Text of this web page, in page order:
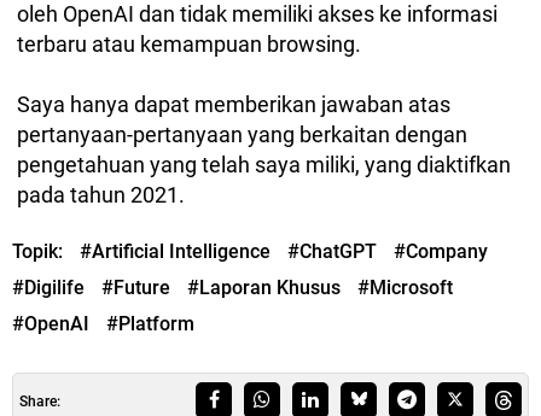
oleh OpenAI dan tidak memiliki akses ke informasi
terbaru atau kemampuan browsing.
Saya hanya dapat memberikan jawaban atas
pertanyaan-pertanyaan yang berkaitan dengan
pengetahuan yang telah saya miliki, yang diaktifkan
pada tahun 2021.
Topik: #Artificial Intelligence #ChatGPT
#Company
#Digilife
#Future #Laporan Khusus
#Microsoft
#OpenAI
#Platform
Share: